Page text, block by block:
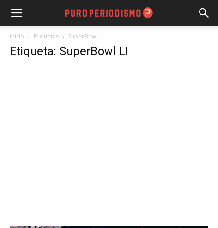
Inicio Etiquetas SuperBowl LI
Etiqueta: SuperBowl LI